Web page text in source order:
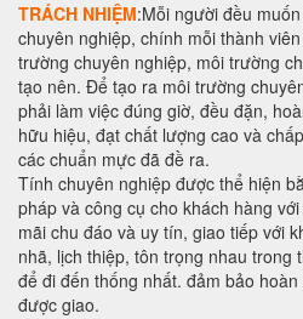
TRÁCH NHIỆM:Mỗi người đều
chuyên nghiệp, chính mỗi thành
trường chuyên nghiệp, môi trường
tạo nên. Để tạo ra môi trường
phải làm việc đúng giờ, đều đặn,
hữu hiệu, đạt chất lượng cao và
các chuẩn mực đã đề ra.
Tính chuyên nghiệp được thể hiện
pháp và công cụ cho khách hàng
mãi chu đáo và uy tín, giao tiếp với
nhã, lịch thiệp, tôn trọng nhau trong
để đi đến thống nhất. đảm bảo
được giao.